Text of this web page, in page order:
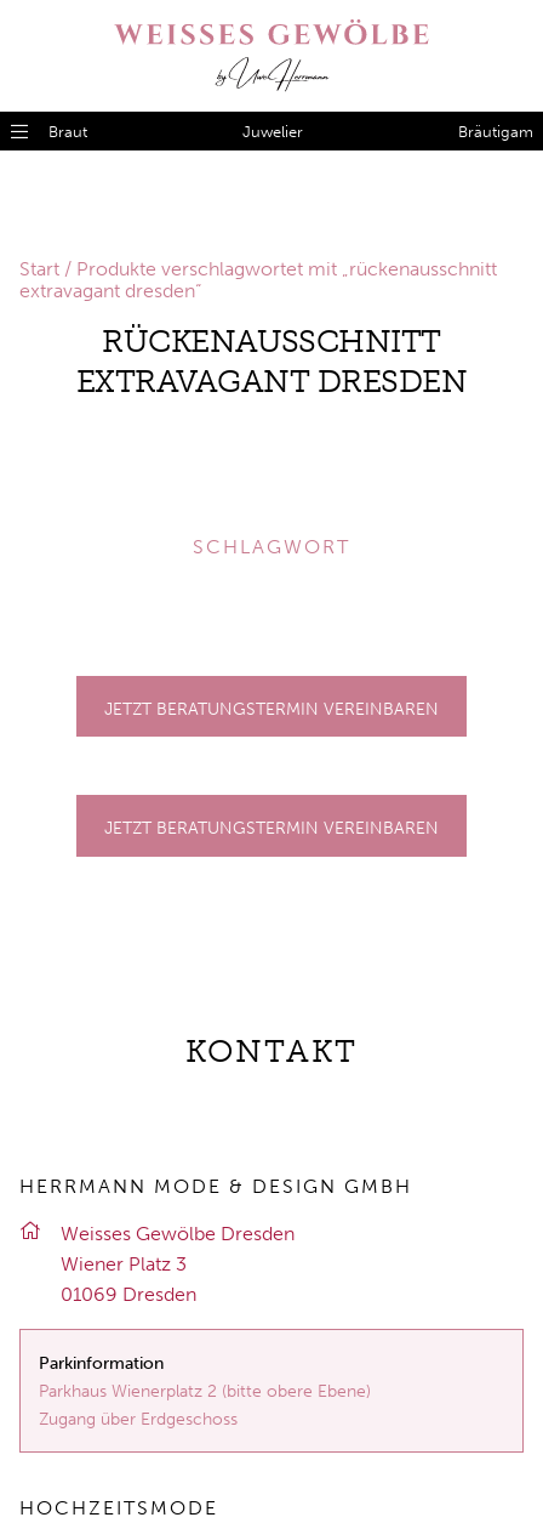
Braut Juwelier Bräutigam
Start / Produkte verschlagwortet mit „rückenausschnitt
extravagant dresden“
RÜCKENAUSSCHNITT
EXTRAVAGANT DRESDEN
SCHLAGWORT
JETZT BERATUNGSTERMIN VEREINBAREN
JETZT BERATUNGSTERMIN VEREINBAREN
KONTAKT
HERRMANN MODE & DESIGN GMBH
Weis­ses Ge­wöl­be Dres­den
Wie­ner Platz 3
01069 Dres­den
Parkinformation
Parkhaus Wienerplatz 2 (bitte obere Ebene)
Zugang über Erdgeschoss
HOCHZEITSMODE